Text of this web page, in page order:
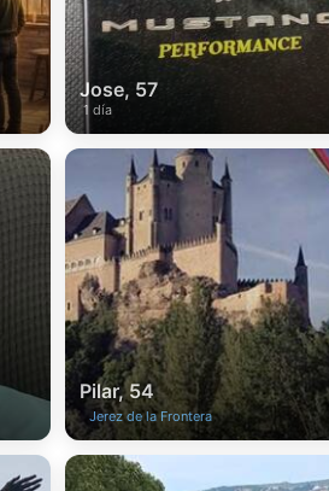
Jose, 57
1 día
Pilar, 54
Jerez de la Frontera